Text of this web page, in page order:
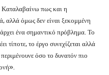
Καταλαβαίνω πως και η
αλλά όμως δεν είναι ξεκομμένη
ένα σημαντικό πρόβλημα. Το
τίποτε, το έργο συνεχίζεται αλλά
όσο το δυνατόν πιο